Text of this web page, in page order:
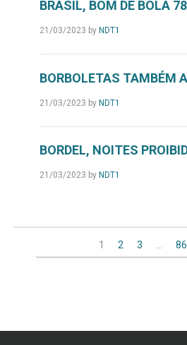
BRASIL, BOM DE BOLA 78
21/03/2023 by NDT1
BORBOLETAS TAMBÉM
21/03/2023 by NDT1
BORDEL, NOITES
21/03/2023 by NDT1
1 2 3 … 86